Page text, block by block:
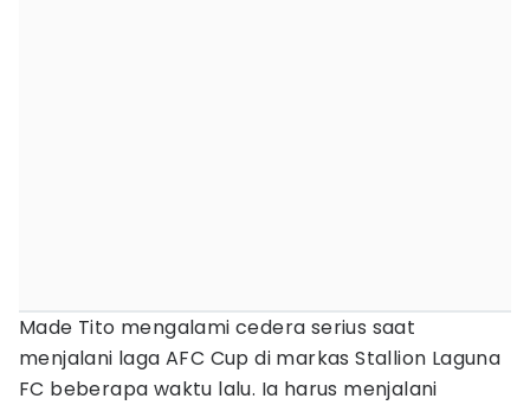
Made Tito mengalami cedera serius saat
menjalani laga AFC Cup di markas Stallion Laguna
FC beberapa waktu lalu. Ia harus menjalani